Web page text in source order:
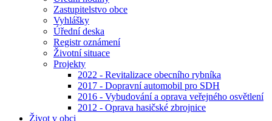
Zastupitelstvo obce
Vyhlášky
Úřední deska
Registr oznámení
Životní situace
Projekty
2022 - Revitalizace obecního rybníka
2017 - Dopravní automobil pro SDH
2016 - Vybudování a oprava veřejného osvětlení
2012 - Oprava hasičské zbrojnice
Život v obci